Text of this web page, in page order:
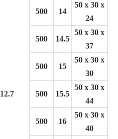
12.7
500 14
50 x 30 x
24
500 14.5
50 x 30 x
37
500 15
50 x 30 x
30
500 15.5
50 x 30 x
44
500 16
50 x 30 x
40